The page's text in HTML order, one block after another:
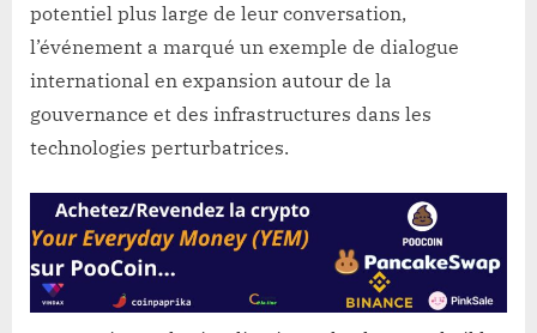
potentiel plus large de leur conversation,
l’événement a marqué un exemple de dialogue
international en expansion autour de la
gouvernance et des infrastructures dans les
technologies perturbatrices.